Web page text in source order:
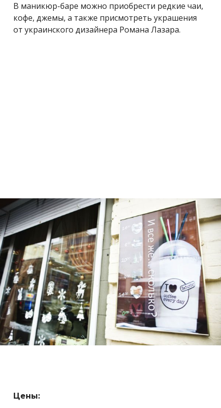
В маникюр-баре можно приобрести редкие чаи,
кофе, джемы, а также присмотреть украшения
от украинского дизайнера Романа Лазара.
Цены: